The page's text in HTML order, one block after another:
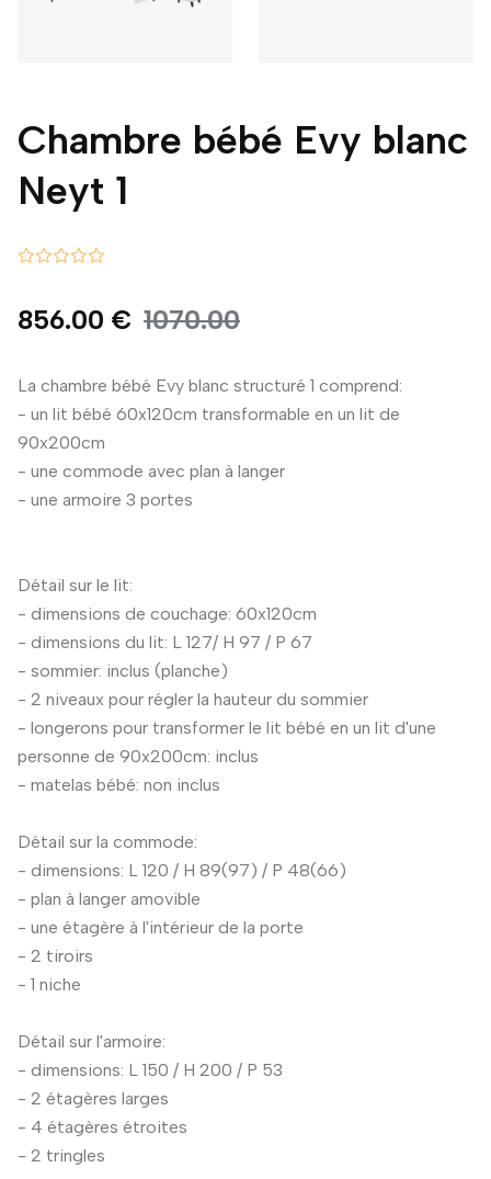
Chambre bébé Evy blanc
Neyt 1
856.00 € 1070.00
La chambre bébé Evy blanc structuré 1 comprend:
- un lit bébé 60x120cm transformable en un lit de
90x200cm
- une commode avec plan à langer
- une armoire 3 portes
Détail sur le lit:
- dimensions de couchage: 60x120cm
- dimensions du lit: L 127/ H 97 / P 67
- sommier: inclus (planche)
- 2 niveaux pour régler la hauteur du sommier
- longerons pour transformer le lit bébé en un lit d'une
personne de 90x200cm: inclus
- matelas bébé: non inclus
Détail sur la commode:
- dimensions: L 120 / H 89(97) / P 48(66)
- plan à langer amovible
- une étagère à l'intérieur de la porte
- 2 tiroirs
- 1 niche
Détail sur l'armoire:
- dimensions: L 150 / H 200 / P 53
- 2 étagères larges
- 4 étagères étroites
- 2 tringles